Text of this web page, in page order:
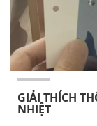
GIẢI THÍCH
NHIỆT